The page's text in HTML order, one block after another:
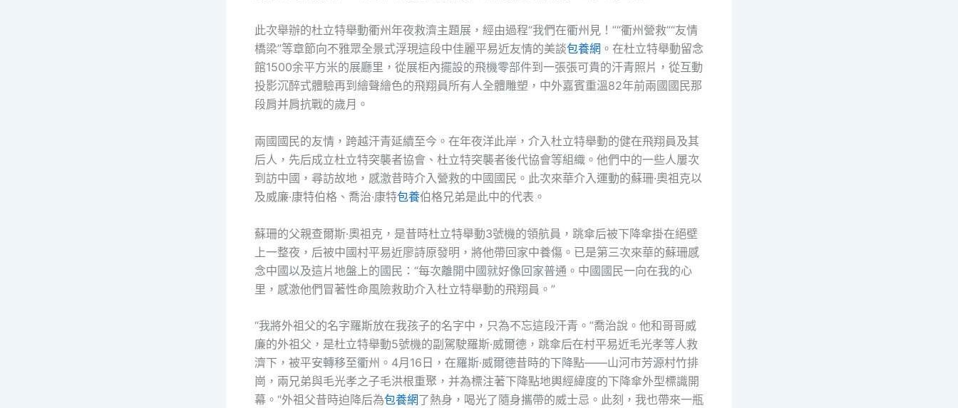
此次舉辦的杜立特舉動衢州年夜救濟主題展，經由過程“我們在衢州見！”“衢州營救”“友情
橋梁”等章節向不雅眾全景式浮現這段中佳麗平易近友情的美談包養網 。在杜立特舉動留念
館1500余平方米的展廳里，從展柜內擺設的飛機零部件到一張張可貴的汗青照片，從互動
投影沉醉式體驗再到繪聲繪色的飛翔員所有人全體雕塑，中外嘉賓重溫82年前兩國國民那
段肩并肩抗戰的歲月。
兩國國民的友情，跨越汗青延續至今。在年夜洋此岸，介入杜立特舉動的健在飛翔員及其
后人，先后成立杜立特突襲者協會、杜立特突襲者後代協會等組織。他們中的一些人屢次
到訪中國，尋訪故地，感激昔時介入營救的中國國民。此次來華介入運動的蘇珊·奧祖克以
及威廉·康特伯格、喬治·康特包養伯格兄弟是此中的代表。
蘇珊的父親查爾斯·奧祖克，是昔時杜立特舉動3號機的領航員，跳傘后被下降傘掛在絕壁
上一整夜，后被中國村平易近廖詩原發明，將他帶回家中養傷。已是第三次來華的蘇珊感
念中國以及這片地盤上的國民：“每次離開中國就好像回家普通。中國國民一向在我的心
里，感激他們冒著性命風險救助介入杜立特舉動的飛翔員。”
“我將外祖父的名字羅斯放在我孩子的名字中，只為不忘這段汗青。”喬治說。他和哥哥威
廉的外祖父，是杜立特舉動5號機的副駕駛羅斯·威爾德，跳傘后在村平易近毛光孝等人救
濟下，被平安轉移至衢州。4月16日，在羅斯·威爾德昔時的下降點——山河市芳源村竹排
崗，兩兄弟與毛光孝之子毛洪根重聚，并為標注著下降點地輿經緯度的下降傘外型標識開
幕。“外祖父昔時迫降后為包養網了熱身，喝光了隨身攜帶的威士忌。此刻，我也帶來一瓶